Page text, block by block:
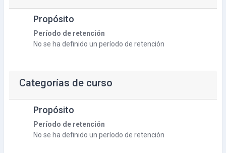
Propósito
Período de retención
No se ha definido un período de retención
Categorías de curso
Propósito
Período de retención
No se ha definido un período de retención